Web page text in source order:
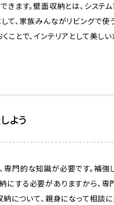
きます。壁面収納とは、システ
て、家族みんながリビングで使
とで、インテリアとして美し
よう
門的な知識が必要です。補
する必要がありますから、
について、親身になって相談に